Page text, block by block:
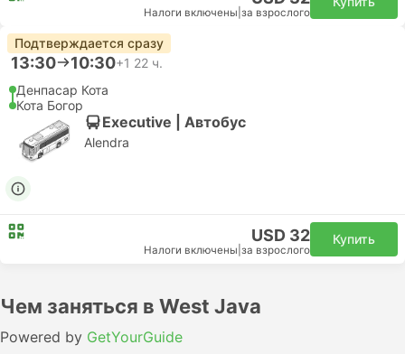
Налоги включены за взрослого
Подтверждается сразу
13:30 10:30+1 22 ч.
Денпасар Кота
Кота Богор
Executive | Автобус
Alendra
USD 32
Налоги включены за взрослого
Купить
Чем заняться в West Java
Powered by GetYourGuide